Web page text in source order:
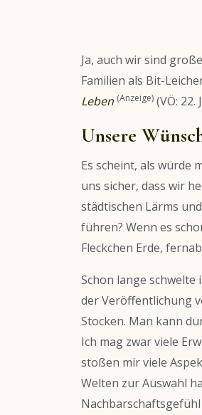
Ja, auch wir sind
Familien als Bit-
Leben (Anzeige) (VÖ:
Unsere
Es scheint, als würde
uns sicher, dass wir
städtischen Lärms
führen? Wenn es
Fleckchen Erde,
Schon lange schwelte
der Veröffentlichung
Stocken. Man kann
Ich mag zwar viele
stoßen mir viele
Welten zur Auswahl